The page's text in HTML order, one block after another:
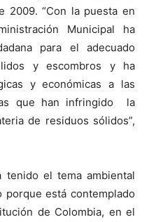
2009. “Con la puesta en
Municipal ha
para el adecuado
y escombros y ha
y económicas a las
que han infringido la
de residuos sólidos”,
tenido el tema ambiental
está contemplado
de Colombia, en el